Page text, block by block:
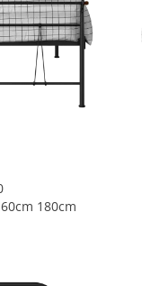
180cm